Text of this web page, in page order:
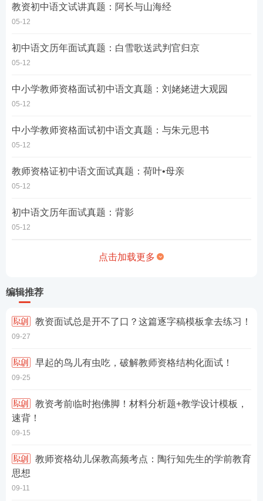
教资初中语文试讲真题：阿长与山海经
05-12
初中语文历年面试真题：白雪歌送武判官归京
05-12
中小学教师资格面试初中语文真题：刘姥姥进大观园
05-12
中小学教师资格面试初中语文真题：与朱元思书
05-12
教师资格证初中语文面试真题：荷叶•母亲
05-12
初中语文历年面试真题：背影
05-12
点击加载更多
编辑推荐
教资面试总是开不了口？这篇逐字稿模板拿去练习！
09-27
早起的鸟儿有虫吃，破解教师资格结构化面试！
09-25
速背！
09-15
思想
09-11